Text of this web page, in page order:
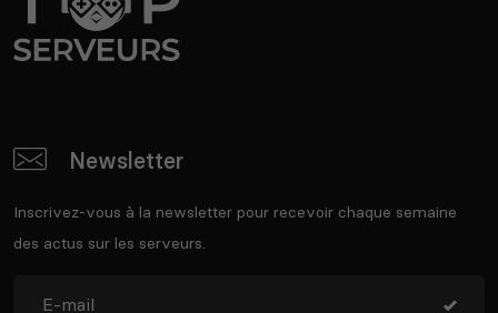
Newsletter
Inscrivez-vous à la newsletter pour recevoir chaque semaine
des actus sur les serveurs.